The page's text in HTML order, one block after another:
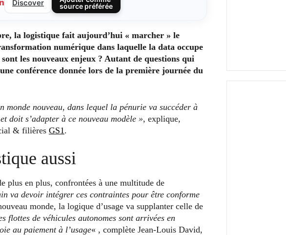
Discover
source préférée
la logistique fait aujourd’hui « marcher » le
numérique dans laquelle la data occupe
les nouveaux enjeux ? Autant de questions qui
conférence donnée lors de la première journée du
monde nouveau, dans lequel la pénurie va succéder à
doit s’adapter à ce nouveau modèle », explique,
& filières GS1 .
aussi
plus en plus, confrontées à une multitude de
va devoir intégrer ces contraintes pour être conforme
monde, la logique d’usage va supplanter celle de
flottes de véhicules autonomes sont arrivées en
au paiement à l’usage« , complète Jean-Louis David,